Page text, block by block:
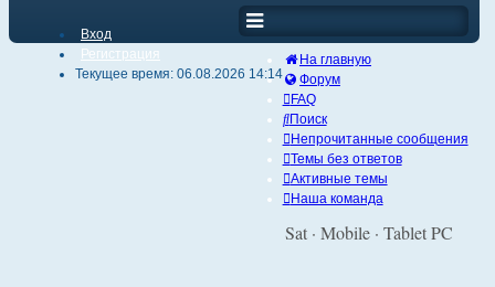
На главную
Форум
FAQ
Поиск
Непрочитанные сообщения
Темы без ответов
Активные темы
Наша команда
Вход
Регистрация
Текущее время: 06.08.2026 14:14
Sat · Mobile · Tablet PC